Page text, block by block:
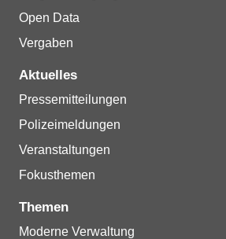
Open Data
Vergaben
Aktuelles
Pressemitteilungen
Polizeimeldungen
Veranstaltungen
Fokusthemen
Themen
Moderne Verwaltung